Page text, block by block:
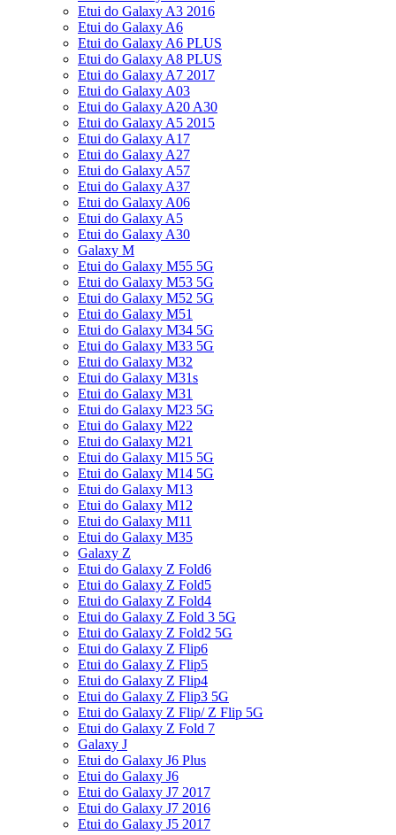
Etui do Galaxy A3 2016
Etui do Galaxy A6
Etui do Galaxy A6 PLUS
Etui do Galaxy A8 PLUS
Etui do Galaxy A7 2017
Etui do Galaxy A03
Etui do Galaxy A20 A30
Etui do Galaxy A5 2015
Etui do Galaxy A17
Etui do Galaxy A27
Etui do Galaxy A57
Etui do Galaxy A37
Etui do Galaxy A06
Etui do Galaxy A5
Etui do Galaxy A30
Galaxy M
Etui do Galaxy M55 5G
Etui do Galaxy M53 5G
Etui do Galaxy M52 5G
Etui do Galaxy M51
Etui do Galaxy M34 5G
Etui do Galaxy M33 5G
Etui do Galaxy M32
Etui do Galaxy M31s
Etui do Galaxy M31
Etui do Galaxy M23 5G
Etui do Galaxy M22
Etui do Galaxy M21
Etui do Galaxy M15 5G
Etui do Galaxy M14 5G
Etui do Galaxy M13
Etui do Galaxy M12
Etui do Galaxy M11
Etui do Galaxy M35
Galaxy Z
Etui do Galaxy Z Fold6
Etui do Galaxy Z Fold5
Etui do Galaxy Z Fold4
Etui do Galaxy Z Fold 3 5G
Etui do Galaxy Z Fold2 5G
Etui do Galaxy Z Flip6
Etui do Galaxy Z Flip5
Etui do Galaxy Z Flip4
Etui do Galaxy Z Flip3 5G
Etui do Galaxy Z Flip/ Z Flip 5G
Etui do Galaxy Z Fold 7
Galaxy J
Etui do Galaxy J6 Plus
Etui do Galaxy J6
Etui do Galaxy J7 2017
Etui do Galaxy J7 2016
Etui do Galaxy J5 2017